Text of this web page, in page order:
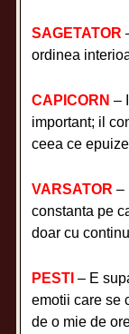
SAGETATOR
ordinea
CAPICORN –
important; il
ceea ce
VARSATOR –
constanta pe
doar cu
PESTI – E
emotii care se
de o mie de